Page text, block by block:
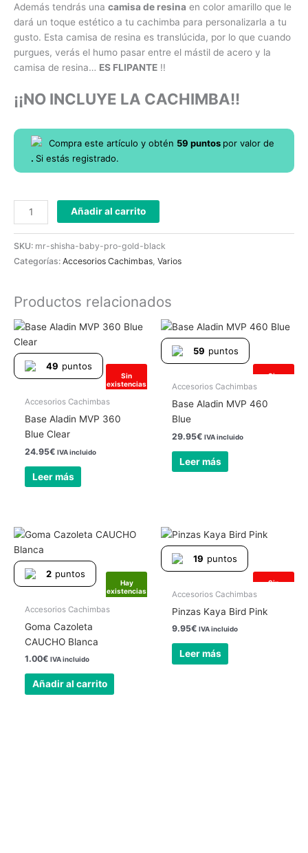
Además tendrás una camisa de resina en color amarillo que le
dará un toque estético a tu cachimba para personalizarla a tu
gusto. Esta camisa de resina es translúcida, por lo que cuando
purgues, verás el humo pasar entre el mástil de acero y la
camisa de resina… ES FLIPANTE !!
¡¡NO INCLUYE LA CACHIMBA!!
Compra este artículo y obtén 59 puntos por valor de
. Si estás registrado.
Añadir al carrito
SKU: mr-shisha-baby-pro-gold-black
Categorías: Accesorios Cachimbas Varios
Productos relacionados
Sin
existencias
49 puntos
Accesorios Cachimbas
Base Aladin MVP 360
Blue Clear
24.95€ IVA incluido
Leer más
Sin
existencias
59 puntos
Accesorios Cachimbas
Base Aladin MVP 460
Blue
29.95€ IVA incluido
Leer más
Hay
existencias
2 puntos
Accesorios Cachimbas
Goma Cazoleta
CAUCHO Blanca
1.00€ IVA incluido
Añadir al carrito
Sin
existencias
19 puntos
Accesorios Cachimbas
Pinzas Kaya Bird Pink
9.95€ IVA incluido
Leer más